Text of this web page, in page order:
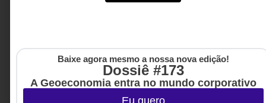
Baixe agora mesmo a nossa nova edição!
Dossiê #173
A Geoeconomia entra no mundo corporativo